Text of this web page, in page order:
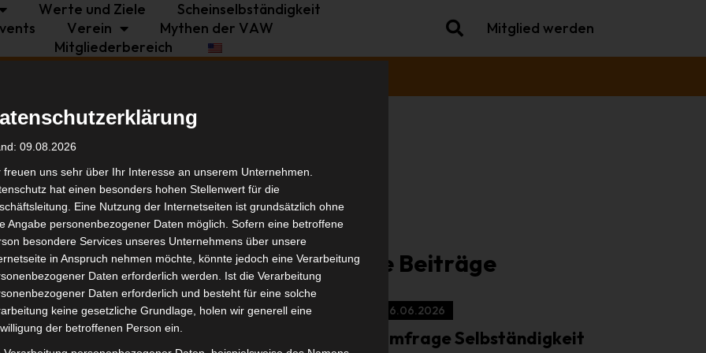
Werte und Ziele
Scheinselbständigkeit
Verein
Mythen der VAW
Mitgliederbereich
Mitglied werden
Ähnliche Beiträge
16.06.2026
Umfrage Selbständigkeit
09.08.2026
freuen uns sehr über Ihr Interesse an unserem Unternehmen.
hat einen besonders hohen Stellenwert für die
Eine Nutzung der Internetseiten ist grundsätzlich ohne
Angabe personenbezogener Daten möglich. Sofern eine betroffene
besondere Services unseres Unternehmens über unsere
in Anspruch nehmen möchte, könnte jedoch eine Verarbeitung
Daten erforderlich werden. Ist die Verarbeitung
Daten erforderlich und besteht für eine solche
keine gesetzliche Grundlage, holen wir generell eine
der betroffenen Person ein.